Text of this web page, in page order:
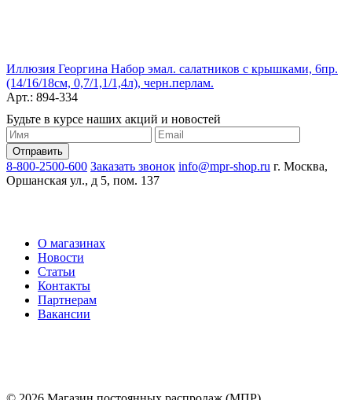
Иллюзия Георгина Набор эмал. салатников с крышками, 6пр.
(14/16/18см, 0,7/1,1/1,4л), черн.перлам.
Арт.: 894-334
Будьте в курсе наших акций и новостей
8-800-2500-600 Заказать звонок info@mpr-shop.ru г. Москва,
Оршанская ул., д 5, пом. 137
О магазинах
Новости
Статьи
Контакты
Партнерам
Вакансии